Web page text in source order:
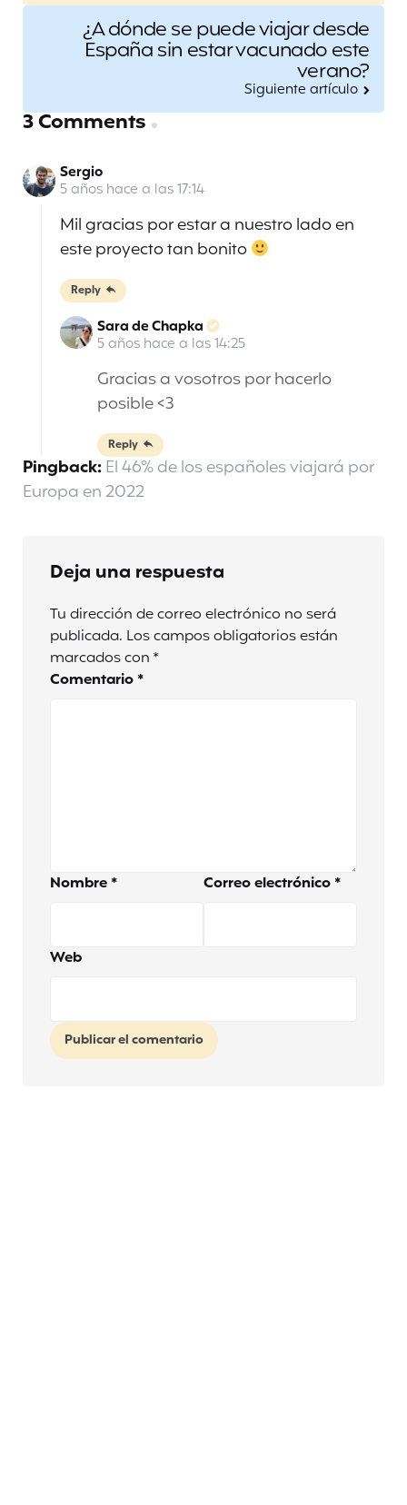
¿A dónde se puede viajar desde
España sin estar vacunado este
verano?
Siguiente artículo
3 Comments
Sergio
5 años hace a las 17:14
Mil gracias por estar a nuestro lado en
este proyecto tan bonito
Reply
Sara de Chapka
5 años hace a las 14:25
Gracias a vosotros por hacerlo
posible <3
Reply
Pingback:El 46% de los españoles viajará por
Europa en 2022
Deja una respuesta
Tu dirección de correo electrónico no será
publicada. Los campos obligatorios están
marcados con *
Comentario *
Nombre * Correo electrónico *
Web